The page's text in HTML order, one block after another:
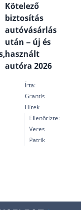
Kötelező
biztosítás
autóvásárlás
után – új és
használt
autóra 2026
Írta:
Grantis
Hírek
Ellenőrizte:
Veres
Patrik